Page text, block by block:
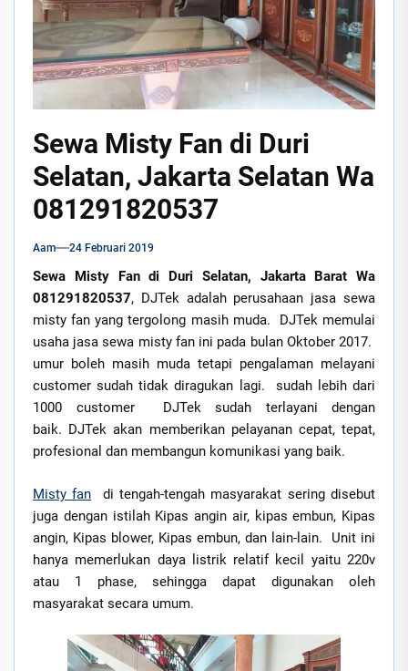
Sewa Misty Fan di Duri
Selatan, Jakarta Selatan Wa
081291820537
Aam 24 Februari 2019
Sewa Misty Fan di Duri Selatan, Jakarta Barat Wa
081291820537, DJTek adalah perusahaan jasa sewa
misty fan yang tergolong masih muda. DJTek memulai
usaha jasa sewa misty fan ini pada bulan Oktober 2017.
umur boleh masih muda tetapi pengalaman melayani
customer sudah tidak diragukan lagi. sudah lebih dari
1000 customer DJTek sudah terlayani dengan
baik. DJTek akan memberikan pelayanan cepat, tepat,
profesional dan membangun komunikasi yang baik.
Misty fan di tengah-tengah masyarakat sering disebut
juga dengan istilah Kipas angin air, kipas embun, Kipas
angin, Kipas blower, Kipas embun, dan lain-lain. Unit ini
hanya memerlukan daya listrik relatif kecil yaitu 220v
atau 1 phase, sehingga dapat digunakan oleh
masyarakat secara umum.